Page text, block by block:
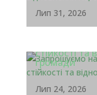
Лип 31, 2026
стійкості та
громади
Лип 24, 2026